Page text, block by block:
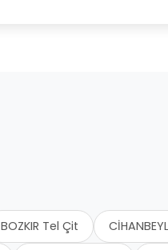
BOZKIR Tel Çit